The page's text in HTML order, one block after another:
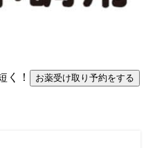
お薬受け取り予約をする